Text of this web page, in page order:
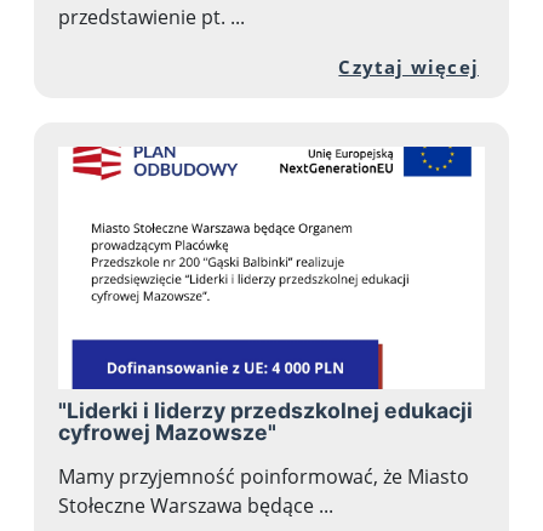
przedstawienie pt. ...
Czytaj więcej
"Liderki i liderzy przedszkolnej edukacji
cyfrowej Mazowsze"
Mamy przyjemność poinformować, że Miasto
Stołeczne Warszawa będące ...